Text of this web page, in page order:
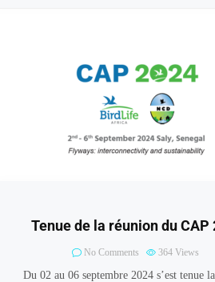
Tenue de la réunion du CAP
No Comments 364 Views
Du 02 au 06 septembre 2024 s’est tenue